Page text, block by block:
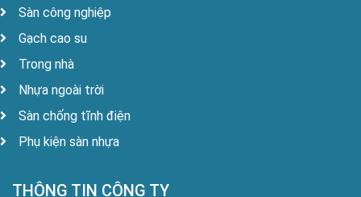
Sàn công nghiệp
Gạch cao su
Trong nhà
Nhựa ngoài trời
Sàn chống tĩnh điện
Phụ kiện sàn nhựa
THÔNG TIN CÔNG TY